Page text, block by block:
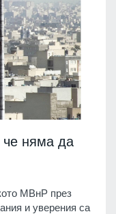
че няма да
МВнР през
и уверения са